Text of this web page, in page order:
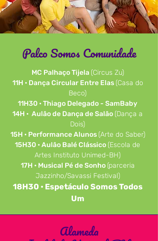
Palco Somos Comunidade
MC Palhaço Tijela (Circus Zu)
11H • Dança Circular Entre Elas (Casa do
Beco)
11H30 • Thiago Delegado - SamBaby
14H • Aulão de Dança de Salão (Dança a
Dois)
15H • Performance Alunos (Arte do Saber)
15H30 • Aulão Balé Clássico (Escola de
Artes Instituto Unimed-BH)
17H • Musical Pé de Sonho (parceria
Jazzinho/Savassi Festival)
18H30 • Espetáculo Somos Todos
Um
Alameda